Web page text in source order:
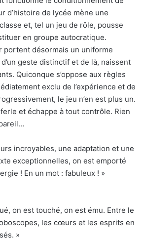
d’histoire de lycée mène une
et, tel un jeu de rôle, pousse
en groupe autocratique.
portent désormais un uniforme
geste distinctif et de là, naissent
Quiconque s’oppose aux règles
exclu de l’expérience et de
le jeu n’en est plus un.
et échappe à tout contrôle. Rien
incroyables, une adaptation et une
exceptionnelles, on est emporté
! En un mot : fabuleux ! »
on est touché, on est ému. Entre le
les cœurs et les esprits en
»